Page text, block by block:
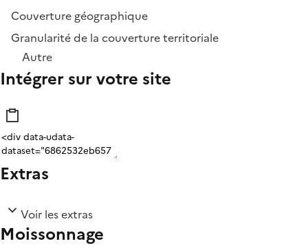
Couverture géographique
Granularité de la couverture territoriale
Autre
Intégrer sur votre site
Extras
Voir les extras
Moissonnage